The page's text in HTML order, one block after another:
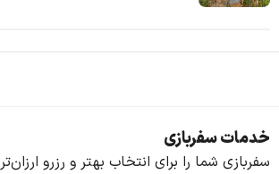
خدمات سفربازی
سفربازی شما را برای انتخاب بهتر و رزرو ارزان‌تر